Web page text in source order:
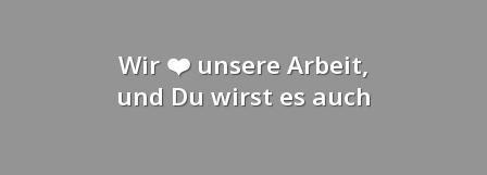
Wir ❤️ unsere Arbeit,
und Du wirst es auch